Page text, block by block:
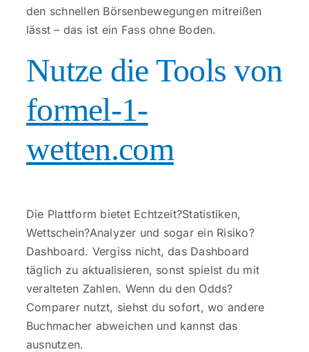
den schnellen Börsenbewegungen mitreißen
lässt – das ist ein Fass ohne Boden.
Nutze die Tools von
formel-1-
wetten.com
Die Plattform bietet Echtzeit?Statistiken,
Wettschein?Analyzer und sogar ein Risiko?
Dashboard. Vergiss nicht, das Dashboard
täglich zu aktualisieren, sonst spielst du mit
veralteten Zahlen. Wenn du den Odds?
Comparer nutzt, siehst du sofort, wo andere
Buchmacher abweichen und kannst das
ausnutzen.